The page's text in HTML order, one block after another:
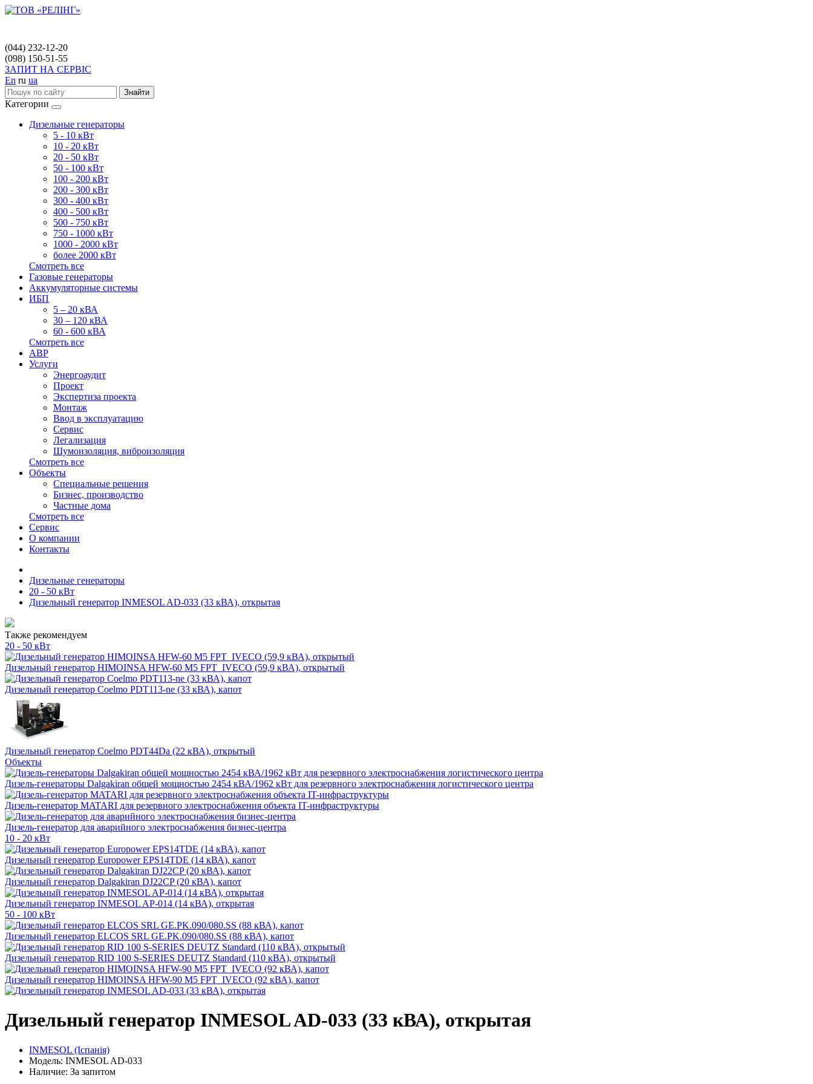
(044) 232-12-20
(098) 150-51-55
ЗАПИТ НА СЕРВІС
En ru ua
Знайти
Категории
Дизельные генераторы
5 - 10 кВт
10 - 20 кВт
20 - 50 кВт
50 - 100 кВт
100 - 200 кВт
200 - 300 кВт
300 - 400 кВт
400 - 500 кВт
500 - 750 кВт
750 - 1000 кВт
1000 - 2000 кВт
более 2000 кВт
Смотреть все
Газовые генераторы
Аккумуляторные системы
ИБП
5 – 20 кВА
30 – 120 кВА
60 - 600 кВА
Смотреть все
АВР
Услуги
Энергоаудит
Проект
Экспертиза проекта
Монтаж
Ввод в эксплуатацию
Сервис
Легализация
Шумоизоляция, виброизоляция
Смотреть все
Объекты
Специальные решения
Бизнес, производство
Частные дома
Смотреть все
Сервис
О компании
Контакты
Дизельные генераторы
20 - 50 кВт
Дизельный генератор INMESOL AD-033 (33 кВА), открытая
Также рекомендуем
20 - 50 кВт
Дизельный генератор HIMOINSA HFW-60 M5 FPT_IVECO (59,9 кВА), открытый
Дизельный генератор Coelmo PDT113-ne (33 кВА), капот
Дизельный генератор Coelmo PDT44Da (22 кВА), открытый
Объекты
Дизель-генераторы Dalgakiran общей мощностью 2454 кВА/1962 кВт для резервного электроснабжения логистического центра
Дизель-генератор MATARI для резервного электроснабжения объекта IT-инфраструктуры
Дизель-генератор для аварийного электроснабжения бизнес-центра
10 - 20 кВт
Дизельный генератор Europower EPS14TDE (14 кВА), капот
Дизельный генератор Dalgakiran DJ22CP (20 кВА), капот
Дизельный генератор INMESOL AP-014 (14 кВА), открытая
50 - 100 кВт
Дизельный генератор ELCOS SRL GE.PK.090/080.SS (88 кВА), капот
Дизельный генератор RID 100 S-SERIES DEUTZ Standard (110 кВА), открытый
Дизельный генератор HIMOINSA HFW-90 M5 FPT_IVECO (92 кВА), капот
Дизельный генератор INMESOL AD-033 (33 кВА), открытая
INMESOL (Іспанія)
Модель: INMESOL AD-033
Наличие: За запитом